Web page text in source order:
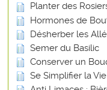
Planter des
Hormones de
Désherber les
Semer du Basilic
Conserver un
Se Simplifier la